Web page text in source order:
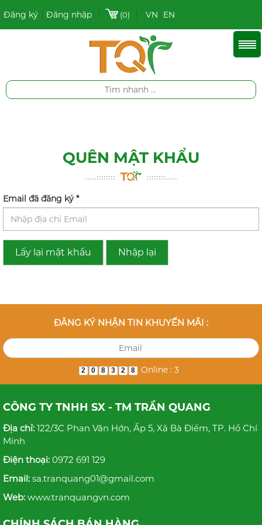
Đăng ký Đăng nhập (0) VN EN
QUÊN MẬT KHẨU
Email đã đăng ký *
Lấy lại mật khẩu Nhập lại
ĐĂNG KÝ NHẬN TIN KHUYẾN MÃI :
2 0 8 3 2 8 Online : 3
CÔNG TY TNHH SX - TM TRẦN QUANG
Địa chỉ: 122/3C Phan Văn Hớn, Ấp 5, Xã Bà Điểm, TP. Hồ Chí
Minh
Điện thoại: 0972 691 129
Email: sa.tranquang01@gmail.com
Web: www.tranquangvn.com